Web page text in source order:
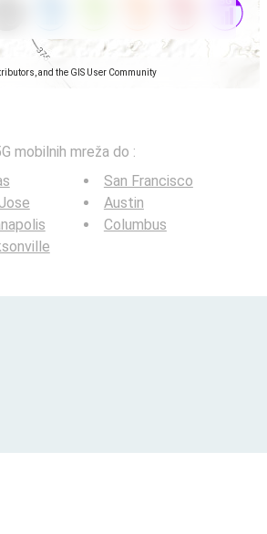
and the GIS User Community
mobilnih mreža do :
San Francisco
Austin
Columbus